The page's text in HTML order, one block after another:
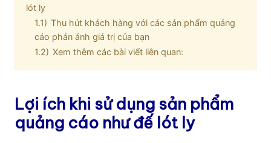
lót ly
1.1) Thu hút khách hàng với các sản phẩm quảng
cáo phản ánh giá trị của bạn
1.2) Xem thêm các bài viết liên quan:
Lợi ích khi sử dụng sản phẩm
quảng cáo như đế lót ly